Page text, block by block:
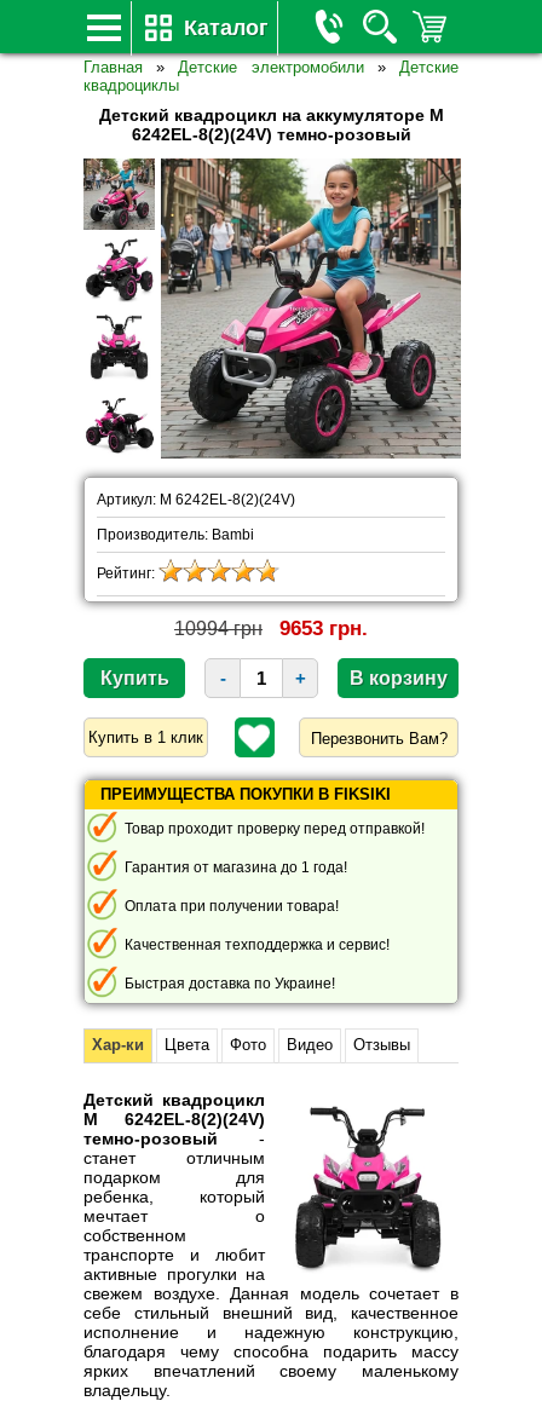
Каталог
Главная »Детские электромобили »Детские
квадроциклы
Детский квадроцикл на аккумуляторе M
6242EL-8(2)(24V) темно-розовый
Артикул: M 6242EL-8(2)(24V)
Производитель: Bambi
Рейтинг:
10994 грн 9653 грн.
- +
Перезвонить Вам?
ПРЕИМУЩЕСТВА ПОКУПКИ В FIKSIKI
Товар проходит проверку перед отправкой!
Гарантия от магазина до 1 года!
Оплата при получении товара!
Качественная техподдержка и сервис!
Быстрая доставка по Украине!
Хар-ки Цвета Фото Видео Отзывы
Детский квадроцикл
M 6242EL-8(2)(24V)
темно-розовый -
станет отличным
подарком для
ребенка, который
мечтает о
собственном
транспорте и любит
активные прогулки на
свежем воздухе. Данная модель сочетает в
себе стильный внешний вид, качественное
исполнение и надежную конструкцию,
благодаря чему способна подарить массу
ярких впечатлений своему маленькому
владельцу.